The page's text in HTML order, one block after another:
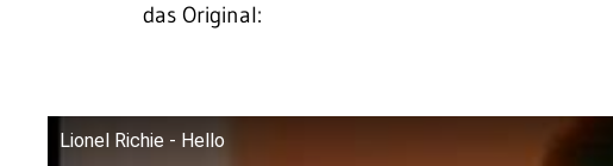
das Original:
Lionel Richie - Hello